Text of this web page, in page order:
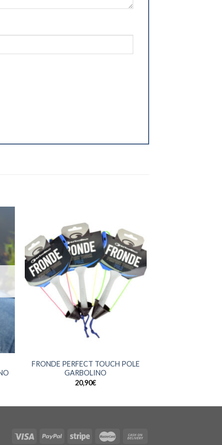
FRONDE PERFECT TOUCH POLE
GARBOLINO
20,90€